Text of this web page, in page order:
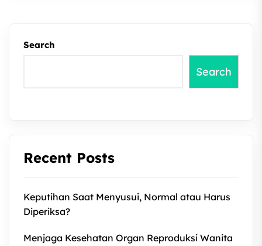
Search
Search
Recent Posts
Keputihan Saat Menyusui, Normal atau Harus
Diperiksa?
Menjaga Kesehatan Organ Reproduksi Wanita